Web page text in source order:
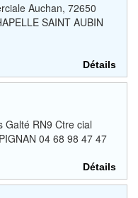
Auchan, 72650
SAINT AUBIN
Détails
RN9 Ctre cial
04 68 98 47 47
Détails